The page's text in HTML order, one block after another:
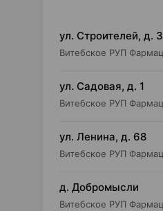
ул. Строителей, д.
ул. Садовая, д. 1
ул. Ленина, д. 68
д. Добромысли